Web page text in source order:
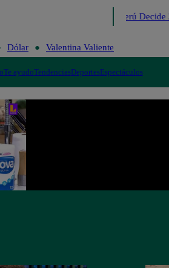
Perú Decide
Dólar Valentina Valiente
Te ayudoTendenciasDeportesEspectáculos